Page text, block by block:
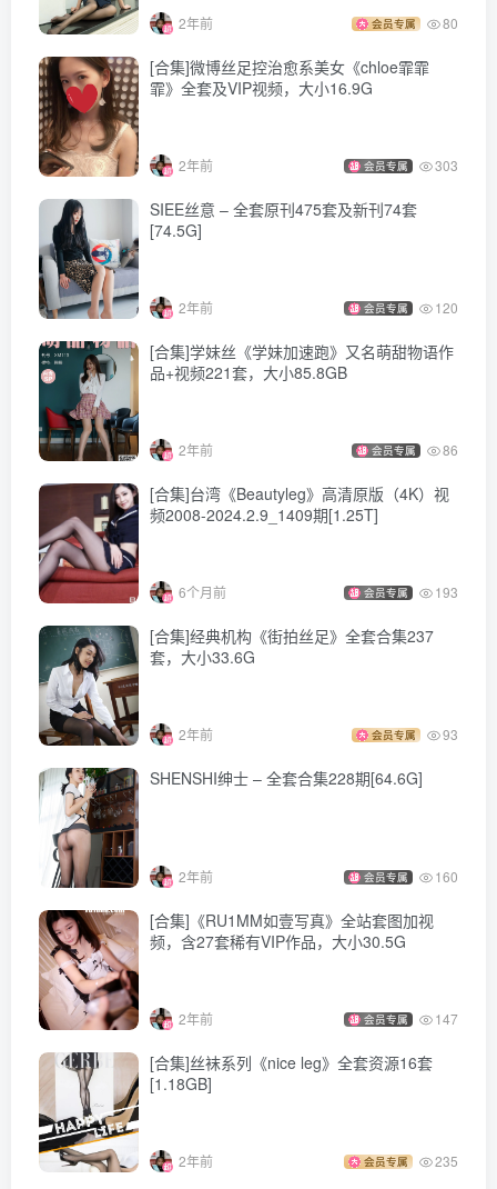
[Beautyleg]美腿寫真 2023.06.23 No.2293 Miga[68P-580M]
[Beautyleg]美腿寫真 2023.06.16 No.2291 Avril[62P-510M]
[Beautyleg]美腿寫真 2023.06.13 No.2290 Winni[42P-429M]
[Beautyleg]美腿寫真 2023.06.09 No.2289 Cindy[67P-372M]
[Beautyleg]美腿寫真 2023.06.06 No.2288 Yvonne[62P-456M]
[Beautyleg]美腿寫真 2023.06.02 No.2287 Ivy[59P-366M]
[Beautyleg]美腿寫真 2023.05.30 No.2286 Dora[27P-256M]
[Beautyleg]美腿寫真 2023.05.30 No.2285 Celia[30P-301M]
[Beautyleg]美腿寫真 2023.05.26 No.2284 Xin[39P-278.7M]
[Beautyleg]美腿寫真 2023.05.23 No.2283 Joyce[51P-
452.4M]
[Beautyleg]美腿寫真 2023.05.19 No.2282 Winni[39P-229.5M]
[Beautyleg]美腿寫真 2023.05.12 No.2281 Avril[36P-282.6M]
[Beautyleg]美腿寫真 2023.05.09 No.2280 Winnie[41P-353M]
[Beautyleg]美腿寫真 2023.05.05 No.2279 Vanessa[63P-
376M]
[Beautyleg]美腿寫真 2023.04.28 No.2278 ChiChi[57P-
[Beautyleg]美腿寫真 2023.04.25 No.2277 Zena[60P-444M]
[Beautyleg]美腿寫真 2023.04.21 No.2276 Stephy[50P-438M]
[Beautyleg]美腿寫真 2023.04.18 NO.2275 Kaylar[48P／
460MB]
[Beautyleg]美腿寫真 2023.04.14 No.2274 Tina[65P-464M]
[Beautyleg]美腿寫真 2023.04.11 No.2273 Celia[66P-447M]
[Beautyleg]美腿寫真 2023.04.07 No.2272 Dora[62P-574M]
[Beautyleg]美腿寫真 2023.04.04 No.2270 Lol[42P-364.2M]
[Beautyleg]美腿寫真 2023.03.31 NO.2269 Kaylar[62P／
399MB]
[Beautyleg]美腿寫真 2023.03.28 NO.2268 Neko[73P／
591MB]
[Beautyleg]美腿寫真 2023.03.24 No.2267 Xin[62P692M]
[Beautyleg]美腿寫真 2023.03.21 No.2266 Rita[58P-436M]
[Beautyleg]美腿寫真 2023.03.17 No.2265 Ivy[67P-626M]
2年前 会员专属 80
[合集]微博丝足控治愈系美女《chloe霏霏
霏》全套及VIP视频，大小16.9G
2年前 会员专属 303
SIEE丝意 – 全套原刊475套及新刊74套
[74.5G]
2年前 会员专属 120
[合集]学妹丝《学妹加速跑》又名萌甜物语作
品+视频221套，大小85.8GB
2年前 会员专属 86
[合集]台湾《Beautyleg》高清原版（4K）视
频2008-2024.2.9_1409期[1.25T]
6个月前 会员专属 193
[合集]经典机构《街拍丝足》全套合集237
套，大小33.6G
2年前 会员专属 93
SHENSHI绅士 – 全套合集228期[64.6G]
2年前 会员专属 160
[合集]《RU1MM如壹写真》全站套图加视
频，含27套稀有VIP作品，大小30.5G
2年前 会员专属 147
[合集]丝袜系列《nice leg》全套资源16套
[1.18GB]
2年前 会员专属 235